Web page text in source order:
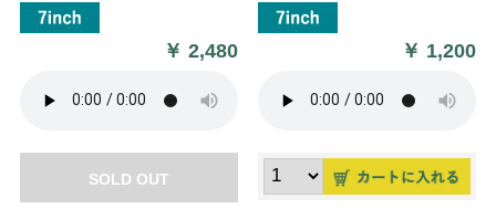
￥2,480
SOLD OUT
￥ 1,200